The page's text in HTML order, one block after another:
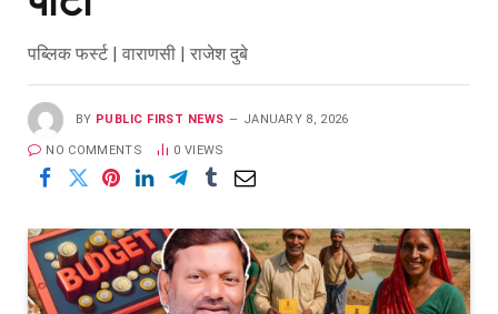
पब्लिक फर्स्ट | वाराणसी | राजेश दुबे
BY PUBLIC FIRST NEWS JANUARY 8, 2026
NO COMMENTS 0 VIEWS